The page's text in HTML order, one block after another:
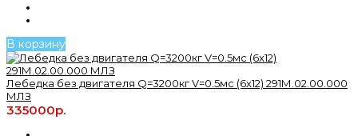
В корзину
Лебедка без двигателя Q=3200кг V=0.5мс (6х12) 291М.02.00.000
МЛЗ
335000р.